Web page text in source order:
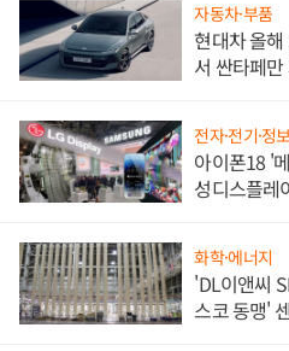
자동차·부품
현대차 올
서 싼타페
전자·전기·정
아이폰18 '
성디스플레
화학·에너지
'DL이앤씨
스코 동맹'